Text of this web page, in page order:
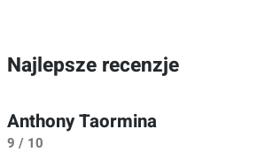
Najlepsze recenzje
Anthony Taormina
9 / 10